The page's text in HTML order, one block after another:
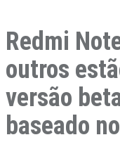
Redmi
outros
versão
baseado